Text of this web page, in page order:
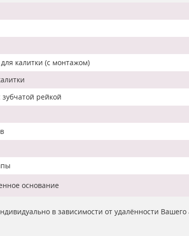
калитки (с монтажом)
рейкой
основание
в зависимости от удалённости